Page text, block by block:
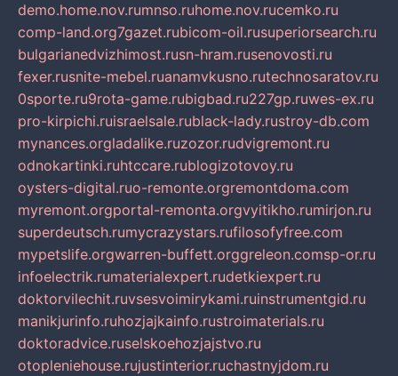
demo.home.nov.rumnso.ruhome.nov.rucemko.ru
comp-land.org7gazet.rubicom-oil.rusuperiorsearch.ru
bulgarianedvizhimost.rusn-hram.rusenovosti.ru
fexer.rusnite-mebel.ruanamvkusno.rutechnosaratov.ru
0sporte.ru9rota-game.rubigbad.ru227gp.ruwes-ex.ru
pro-kirpichi.ruisraelsale.rublack-lady.rustroy-db.com
mynances.orgladalike.ruzozor.rudvigremont.ru
odnokartinki.ruhtccare.rublogizotovoy.ru
oysters-digital.ruo-remonte.orgremontdoma.com
myremont.orgportal-remonta.orgvyitikho.rumirjon.ru
superdeutsch.rumycrazystars.rufilosofyfree.com
mypetslife.orgwarren-buffett.orggreleon.comsp-or.ru
infoelectrik.rumaterialexpert.rudetkiexpert.ru
doktorvilechit.ruvsesvoimirykami.ruinstrumentgid.ru
manikjurinfo.ruhozjajkainfo.rustroimaterials.ru
doktoradvice.ruselskoehozjajstvo.ru
otopleniehouse.rujustinterior.ruchastnyjdom.ru